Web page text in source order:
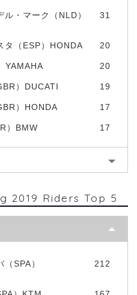
・マーク（NLD）
31
タ（ESP）HONDA 20
YAMAHA 20
）DUCATI 19
）HONDA 17
）BMW 17
2019 Riders Top 5
SPA）
212